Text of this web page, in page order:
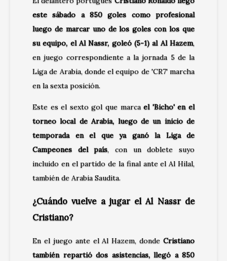
este sábado a 850 goles como profesional
luego de marcar uno de los goles con los que
su equipo, el Al Nassr, goleó (5-1) al Al Hazem,
en juego correspondiente a la jornada 5 de la
Liga de Arabia, donde el equipo de 'CR7' marcha
en la sexta posición.
Este es el sexto gol que marcael 'Bicho' en el
torneo local de Arabia, luego de un inicio de
temporada en el que ya ganó la Liga de
Campeones del país, con un doblete suyo
incluido en el partido de la final ante el Al Hilal,
también de Arabia Saudita.
¿Cuándo vuelve a jugar el Al Nassr de
Cristiano?
En el juego ante el Al Hazem, donde Cristiano
también repartió dos asistencias, llegó a 850